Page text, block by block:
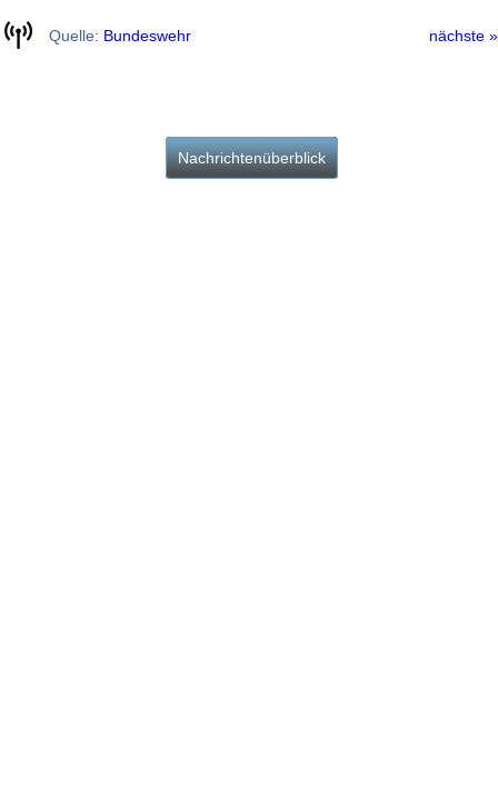
Quelle: Bundeswehr nächste »
Nachrichtenüberblick